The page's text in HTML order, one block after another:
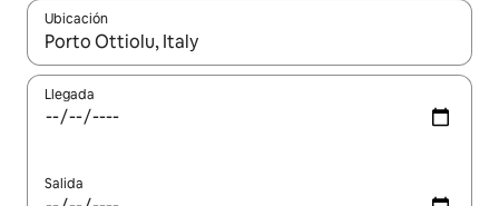
Ubicación
Cuando los resultados estén disponibles, navega con las
Llegada
Salida